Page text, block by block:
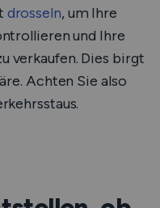
drosseln, um Ihre
und Ihre
verkaufen. Dies birgt
Achten Sie also